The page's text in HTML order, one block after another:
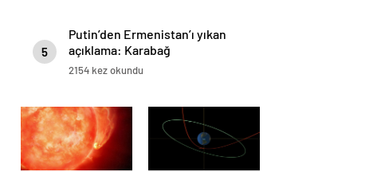
5
Putin’den Ermenistan’ı yıkan
açıklama: Karabağ
Azerbaycan’ın ayrılmaz bir
2154 kez okundu